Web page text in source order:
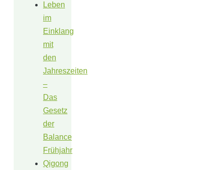
Leben
im
Einklang
mit
den
Jahreszeiten
–
Das
Gesetz
der
Balance
Frühjahr
Qigong